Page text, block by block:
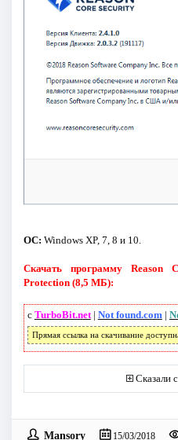
ОС: Windows XP, 7, 8 и 10.
Скачать программу Reason
Protection (8,5 МБ):
с TurboBit.net| Not found.com|
Прямая ссылка на скачивание
Сказали
Mansory 15/03/2018